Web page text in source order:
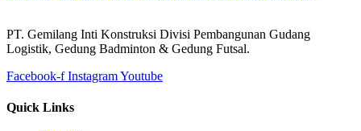
PT. Gemilang Inti Konstruksi Divisi Pembangunan Gudang
Logistik, Gedung Badminton & Gedung Futsal.
Facebook-f InstagramYoutube
Quick Links